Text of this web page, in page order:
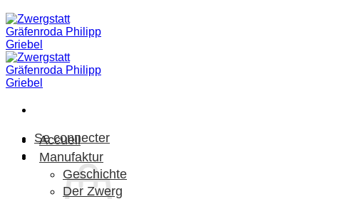
Passer
au
contenu
Se connecter
Accueil
Manufaktur
Geschichte
Der Zwerg